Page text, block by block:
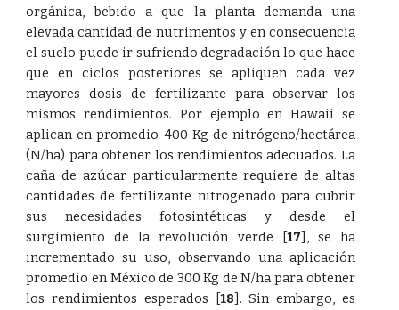
orgánica, bebido a que la planta demanda una
elevada cantidad de nutrimentos y en consecuencia
el suelo puede ir sufriendo degradación lo que hace
que en ciclos posteriores se apliquen cada vez
mayores dosis de fertilizante para observar los
mismos rendimientos. Por ejemplo en Hawaii se
aplican en promedio 400 Kg de nitrógeno/hectárea
(N/ha) para obtener los rendimientos adecuados. La
caña de azúcar particularmente requiere de altas
cantidades de fertilizante nitrogenado para cubrir
sus necesidades fotosintéticas y desde el
surgimiento de la revolución verde
[17] , se ha
incrementado su uso, observando una aplicación
promedio en México de 300 Kg de N/ha para obtener
los rendimientos esperados
[18] . Sin embargo, es